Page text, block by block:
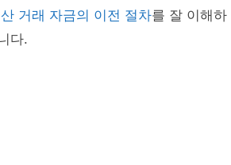
거래 자금의 이전 절차를 잘 이해하
다.